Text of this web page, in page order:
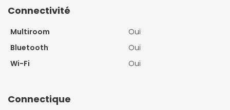
Connectivité
Multiroom
Oui
Bluetooth
Oui
Wi-Fi
Oui
Connectique